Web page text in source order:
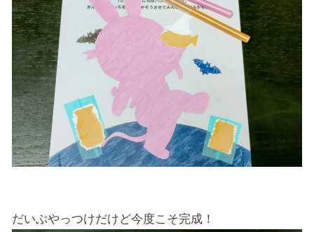
だいぶやっつけだけど今度こそ完成！